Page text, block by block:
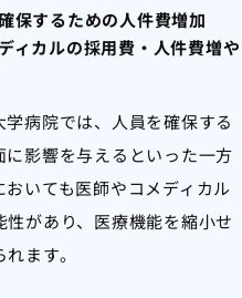
保するための人件費増加
ィカルの採用費・人件費増や
病院では、人員を確保する
影響を与えるといった一方
いても医師やコメディカル
があり、医療機能を縮小せ
ます。